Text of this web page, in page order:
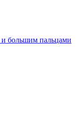
большим пальцами